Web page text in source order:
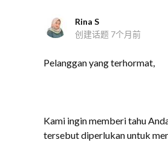
Rina S
创建话题 7个月前
Pelanggan yang terhormat,
Kami ingin memberi tahu
tersebutdiperlukan untuk